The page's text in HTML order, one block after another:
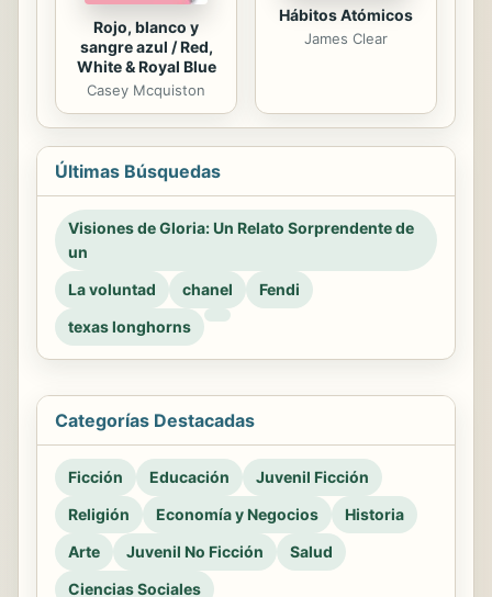
Rojo, blanco y
sangre azul / Red,
White & Royal Blue
Casey Mcquiston
Hábitos Atómicos
James Clear
Últimas Búsquedas
Visiones de Gloria: Un Relato Sorprendente de
un
La voluntad
chanel
Fendi
texas longhorns
Categorías Destacadas
Ficción Educación
Juvenil Ficción
Religión
Economía y Negocios
Historia
Arte
Juvenil No Ficción
Salud
Ciencias Sociales